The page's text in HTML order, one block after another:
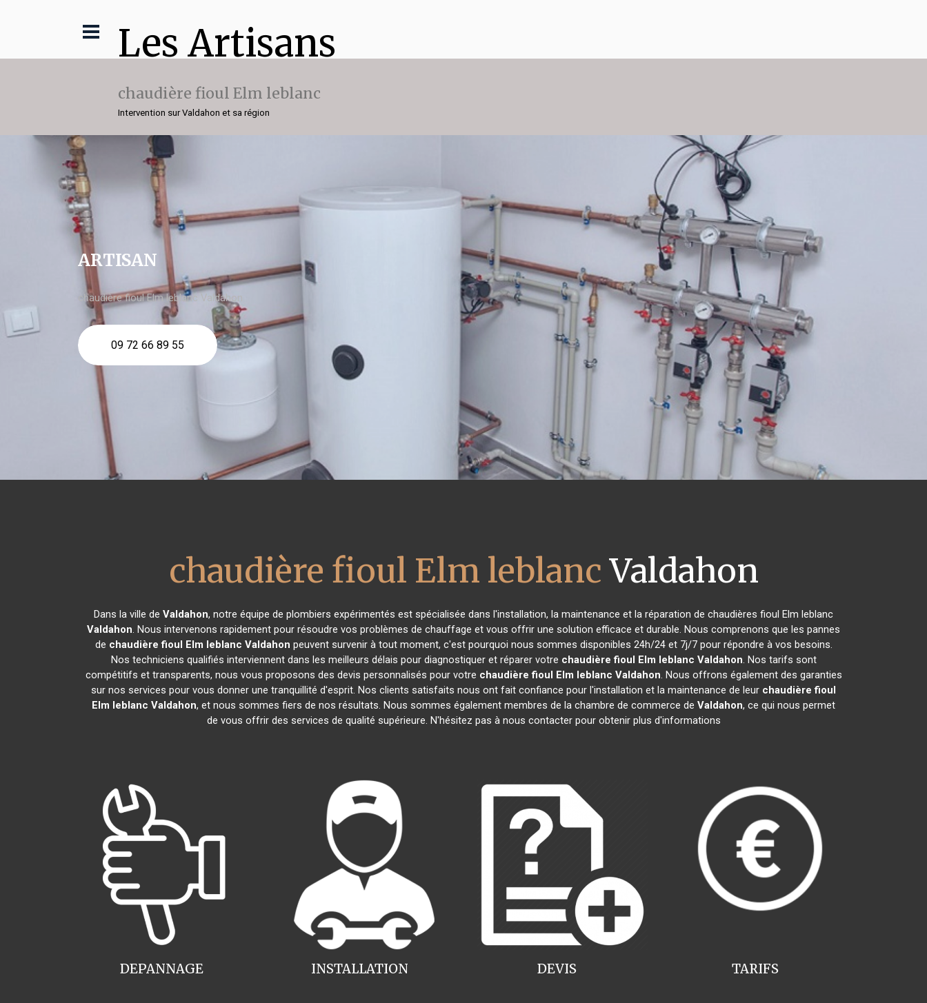
Les Artisans
chaudière fioul Elm leblanc
Intervention sur Valdahon et sa région
ARTISAN
chaudière fioul Elm leblanc Valdahon
09 72 66 89 55
chaudière fioul Elm leblanc Valdahon
Dans la ville de Valdahon, notre équipe de plombiers expérimentés est spécialisée dans l'installation, la maintenance et la réparation de chaudières fioul Elm leblanc
Valdahon. Nous intervenons rapidement pour résoudre vos problèmes de chauffage et vous offrir une solution efficace et durable. Nous comprenons que les pannes
de chaudière fioul Elm leblanc Valdahon peuvent survenir à tout moment, c'est pourquoi nous sommes disponibles 24h/24 et 7j/7 pour répondre à vos besoins.
Nos techniciens qualifiés interviennent dans les meilleurs délais pour diagnostiquer et réparer votre chaudière fioul Elm leblanc Valdahon. Nos tarifs sont
compétitifs et transparents, nous vous proposons des devis personnalisés pour votre chaudière fioul Elm leblanc Valdahon. Nous offrons également des garanties
sur nos services pour vous donner une tranquillité d'esprit. Nos clients satisfaits nous ont fait confiance pour l'installation et la maintenance de leur chaudière fioul
Elm leblanc Valdahon, et nous sommes fiers de nos résultats. Nous sommes également membres de la chambre de commerce de Valdahon, ce qui nous permet
de vous offrir des services de qualité supérieure. N'hésitez pas à nous contacter pour obtenir plus d'informations
INSTALLATION
DEPANNAGE TARIFS
DEVIS